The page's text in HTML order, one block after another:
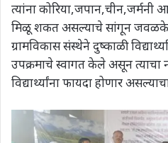
त्यांना
मिळू शकत असल्याचे सांगून
ग्रामविकास संस्थेने दुष्काळी
उपक्रमाचे स्वागत केले असून त्याचा
विद्यार्थ्यांना फायदा होणार